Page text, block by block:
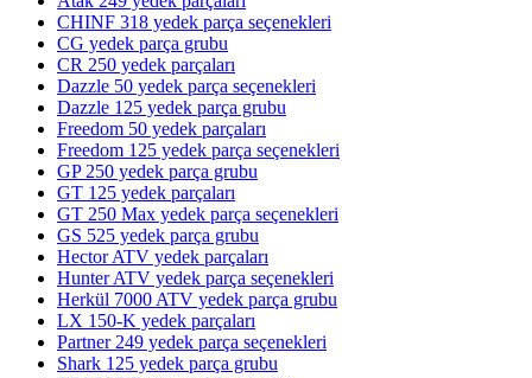
CHINF 318 yedek parça seçenekleri
CG yedek parça grubu
CR 250 yedek parçaları
Dazzle 50 yedek parça seçenekleri
Dazzle 125 yedek parça grubu
Freedom 50 yedek parçaları
Freedom 125 yedek parça seçenekleri
GP 250 yedek parça grubu
GT 125 yedek parçaları
GT 250 Max yedek parça seçenekleri
GS 525 yedek parça grubu
Hector ATV yedek parçaları
Hunter ATV yedek parça seçenekleri
Herkül 7000 ATV yedek parça grubu
LX 150-K yedek parçaları
Partner 249 yedek parça seçenekleri
Shark 125 yedek parça grubu